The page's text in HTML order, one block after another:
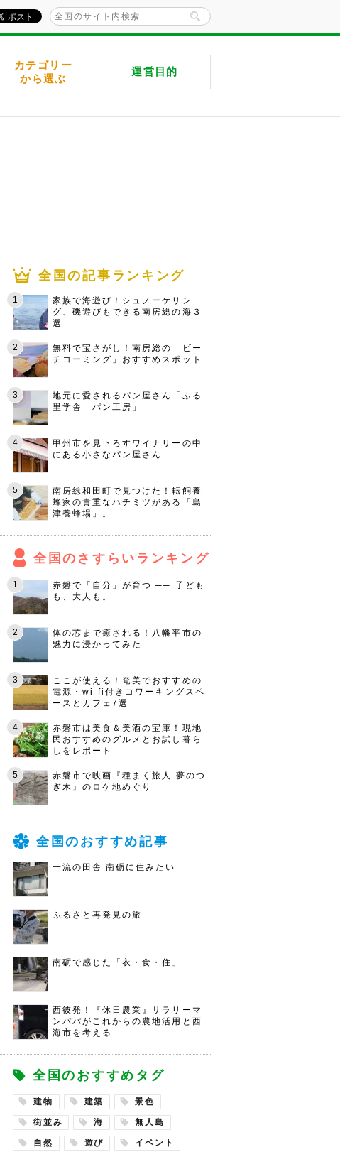
カテゴリー
から選ぶ
運営目的
全国の記事ランキング
家族で海遊び！シュノーケリン
グ、磯遊びもできる南房総の海３
選
無料で宝さがし！南房総の「ビー
チコーミング」おすすめスポット
地元に愛されるパン屋さん「ふる
里学舎 パン工房」
甲州市を見下ろすワイナリーの中
にある小さなパン屋さん
南房総和田町で見つけた！転飼養
蜂家の貴重なハチミツがある「島
津養蜂場」。
全国のさすらいランキング
赤磐で「自分」が育つ ── 子ども
も、大人も。
体の芯まで癒される！八幡平市の
魅力に浸かってみた
ここが使える！奄美でおすすめの
電源・wi-fi付きコワーキングスペ
ースとカフェ7選
赤磐市は美食＆美酒の宝庫！現地
民おすすめのグルメとお試し暮ら
しをレポート
赤磐市で映画『種まく旅人 夢のつ
ぎ木』のロケ地めぐり
全国のおすすめ記事
一流の田舎 南砺に住みたい
ふるさと再発見の旅
南砺で感じた「衣・食・住」
西彼発！『休日農業』サラリーマ
ンパパがこれからの農地活用と西
海市を考える
全国のおすすめタグ
建物 建築 景色
街並み 海 無人島
自然 遊び イベント